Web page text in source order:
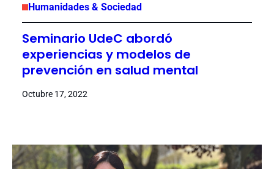
Humanidades & Sociedad
Seminario UdeC abordó
experiencias y modelos de
prevención en salud mental
Octubre 17, 2022